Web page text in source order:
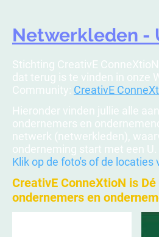
Netwerkleden -
Stichting CreativE
dat terug is te vinden in onze
Community: CreativE
Hieronder vinden jullie alle
ondernemers en
netwerk (netwerkleden),
onderneming start met een U.
Klik op de foto's of de
CreativE ConneXtioN is
ondernemers en